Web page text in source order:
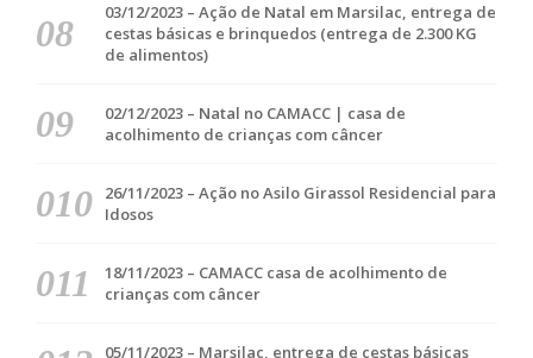
03/12/2023 – Ação de Natal em Marsilac, entrega de
cestas básicas e brinquedos (entrega de 2.300 KG
de alimentos)
02/12/2023 – Natal no CAMACC | casa de
acolhimento de crianças com câncer
26/11/2023 – Ação no Asilo Girassol Residencial para
Idosos
18/11/2023 – CAMACC casa de acolhimento de
crianças com câncer
05/11/2023 – Marsilac, entrega de cestas básicas